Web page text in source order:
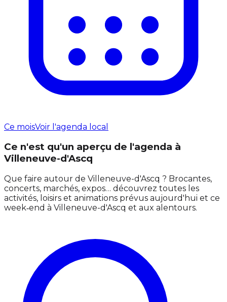
Ce moisVoir l'agenda local
Ce n'est qu'un aperçu de l'agenda à
Villeneuve-d'Ascq
Que faire autour de Villeneuve-d'Ascq ? Brocantes,
concerts, marchés, expos… découvrez toutes les
activités, loisirs et animations prévus aujourd'hui et ce
week‑end à Villeneuve-d'Ascq et aux alentours.